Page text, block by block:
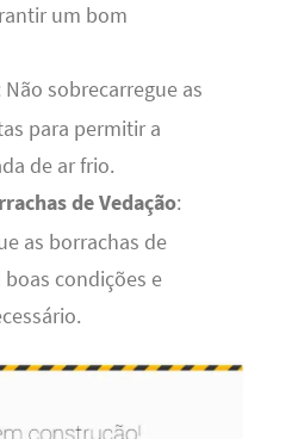
um bom
Não sobrecarregue as
para permitir a
de ar frio.
de Vedação:
as borrachas de
condições e